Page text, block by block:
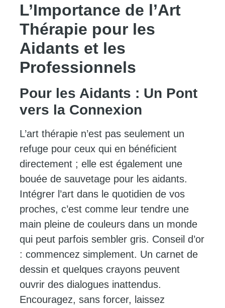
L’Importance de l’Art
Thérapie pour les
Aidants et les
Professionnels
Pour les Aidants : Un Pont
vers la Connexion
L’art thérapie n’est pas seulement un
refuge pour ceux qui en bénéficient
directement ; elle est également une
bouée de sauvetage pour les aidants.
Intégrer l’art dans le quotidien de vos
proches, c’est comme leur tendre une
main pleine de couleurs dans un monde
qui peut parfois sembler gris. Conseil d’or
: commencez simplement. Un carnet de
dessin et quelques crayons peuvent
ouvrir des dialogues inattendus.
Encouragez, sans forcer, laissez